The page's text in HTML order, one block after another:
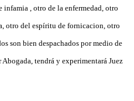
, otro de la enfermedad, otro
otro del espíritu de fornicacion, otro
son bien despachados por medio de
tendrá y experimentará Juez